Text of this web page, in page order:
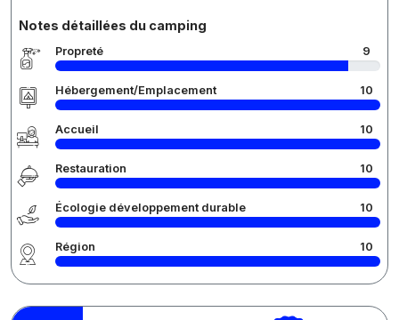
Notes détaillées du camping
Propreté 9
Hébergement/Emplacement 10
Accueil 10
Restauration 10
Écologie développement durable 10
Région 10